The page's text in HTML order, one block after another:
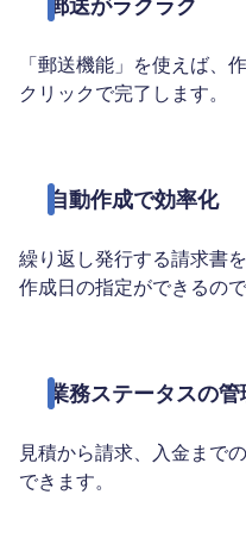
「郵送機能」を使えば、
クリックで完了します。
自動作成で効率化
繰り返し発行する請求書
作成日の指定ができるの
業務ステータスの
見積から請求、入金まで
できます。